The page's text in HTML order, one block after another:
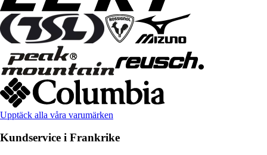
Upptäck alla våra varumärken
Kundservice i Frankrike